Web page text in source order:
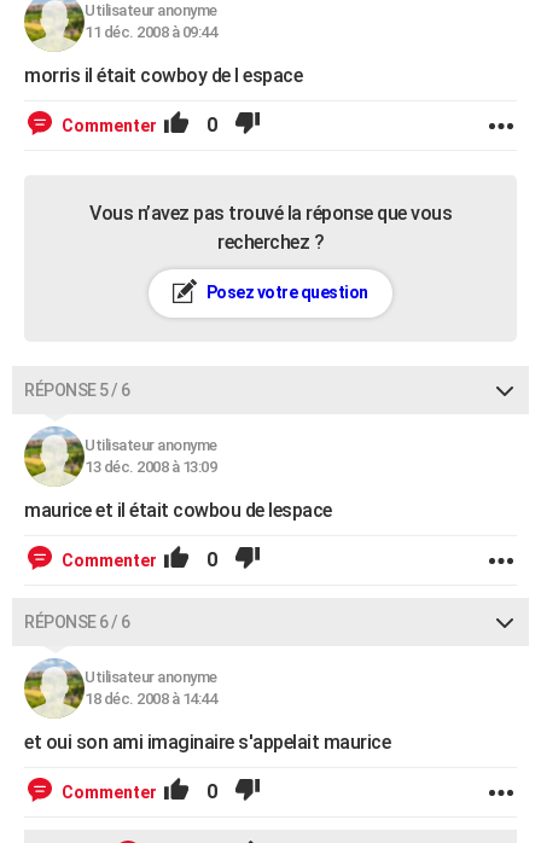
Utilisateur anonyme
11 déc. 2008 à 09:44
morris il était cowboy de l espace
Commenter 0
Vous n’avez pas trouvé la réponse que vous
recherchez ?
Posez votre question
RÉPONSE 5 / 6
Utilisateur anonyme
13 déc. 2008 à 13:09
maurice et il était cowbou de lespace
Commenter 0
RÉPONSE 6 / 6
Utilisateur anonyme
18 déc. 2008 à 14:44
et oui son ami imaginaire s'appelait maurice
Commenter 0